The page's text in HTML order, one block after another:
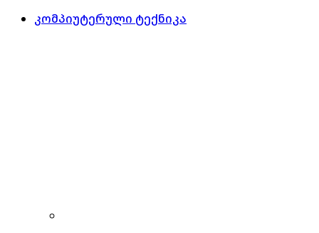
კომპიუტერული ტექნიკა